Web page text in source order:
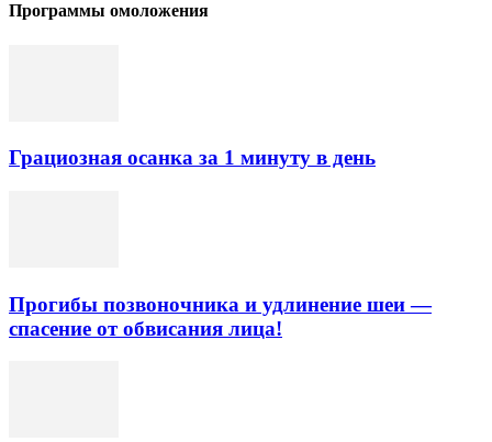
Программы омоложения
Грациозная осанка за 1 минуту в день
Прогибы позвоночника и удлинение шеи —
спасение от обвисания лица!